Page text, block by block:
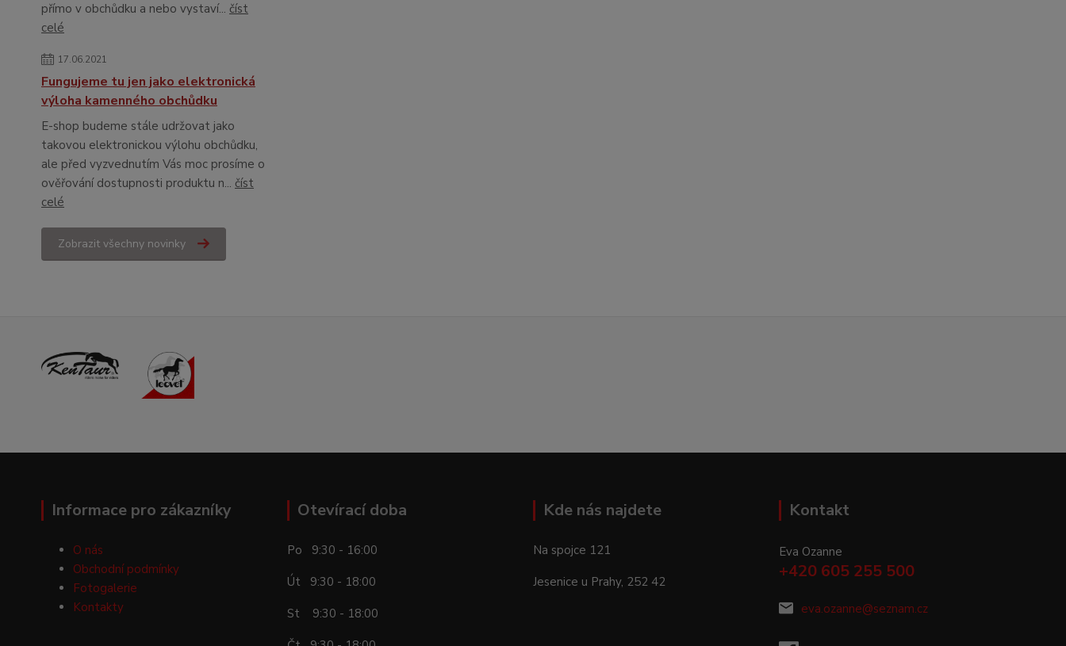
přímo v obchůdku a nebo vystaví... číst
celé
17.06.2021
Fungujeme tu jen jako elektronická
výloha kamenného obchůdku
E-shop budeme stále udržovat jako
takovou elektronickou výlohu obchůdku,
ale před vyzvednutím Vás moc prosíme o
ověřování dostupnosti produktu n... číst
celé
Zobrazit všechny novinky
Informace pro zákazníky
O nás
Obchodní podmínky
Fotogalerie
Kontakty
Otevírací doba
Po 9:30 - 16:00
Út 9:30 - 18:00
St 9:30 - 18:00
Kde nás najdete
Na spojce 121
Jesenice u Prahy, 252 42
Kontakt
Eva Ozanne
+420 605 255 500
eva.ozanne@seznam.cz